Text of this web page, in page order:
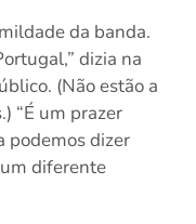
da banda.
dizia na
(Não estão a
“É um prazer
podemos dizer
diferente